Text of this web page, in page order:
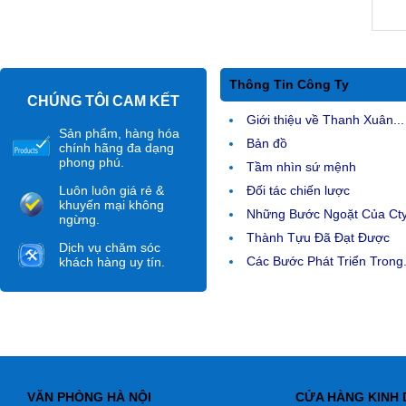
CHÚNG TÔI CAM KẾT
Sản phẩm, hàng hóa
chính hãng đa dạng
phong phú.
Luôn luôn giá rẻ &
khuyến mại không
ngừng.
Dịch vụ chăm sóc
khách hàng uy tín.
Thông Tin Công Ty
Giới thiệu về Thanh Xuân...
Bản đồ
Tầm nhìn sứ mệnh
Đối tác chiến lược
Những Bước Ngoặt Của
Thành Tựu Đã Đạt Được
Các Bước Phát Triển
VĂN PHÒNG HÀ NỘI
CỬA HÀNG KINH